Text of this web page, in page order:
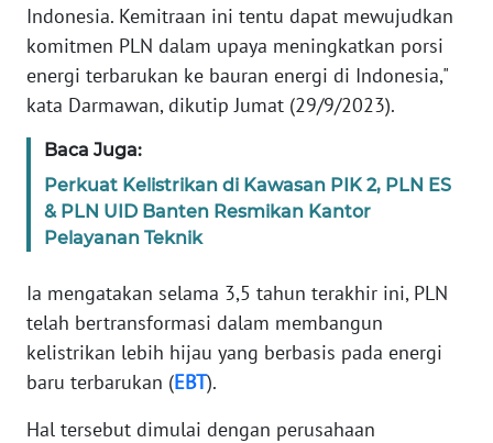
Indonesia. Kemitraan ini tentu dapat mewujudkan
komitmen PLN dalam upaya meningkatkan porsi
energi terbarukan ke bauran energi di Indonesia,"
kata Darmawan, dikutip Jumat (29/9/2023).
Baca Juga:
Perkuat Kelistrikan di Kawasan PIK 2, PLN ES
& PLN UID Banten Resmikan Kantor
Pelayanan Teknik
Ia mengatakan selama 3,5 tahun terakhir ini, PLN
telah bertransformasi dalam membangun
kelistrikan lebih hijau yang berbasis pada energi
baru terbarukan (EBT).
Hal tersebut dimulai dengan perusahaan
WN
PAPUA
WN
BARAT
WN
RIAU
WN
SERAMBI
WN
JAMBI